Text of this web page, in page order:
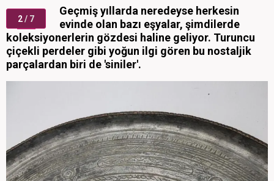
2/ 7
Geçmiş yıllarda neredeyse herkesin
evinde olan bazı eşyalar, şimdilerde
koleksiyonerlerin gözdesi haline geliyor. Turuncu
çiçekli perdeler gibi yoğun ilgi gören bu nostaljik
parçalardan biri de 'siniler'.